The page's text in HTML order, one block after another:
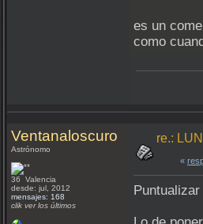
es un
como
Ventanaloscuro
Astrónomo
36 Valencia
desde: jul, 2012
mensajes: 168
clik ver los últimos
re.:
«